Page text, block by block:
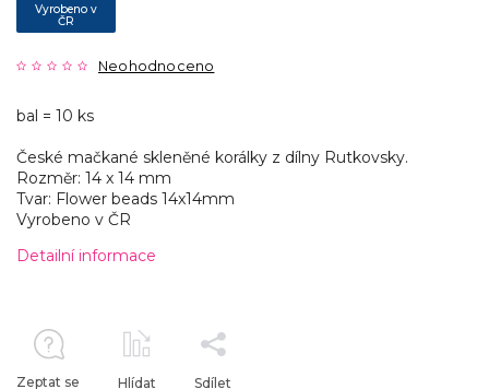
Vyrobeno v
ČR
Neohodnoceno
bal = 10 ks
České mačkané skleněné korálky z dílny Rutkovsky.
Rozměr: 14 x 14 mm
Tvar: Flower beads 14x14mm
Vyrobeno v ČR
Detailní informace
Zeptat se Hlídat Sdílet